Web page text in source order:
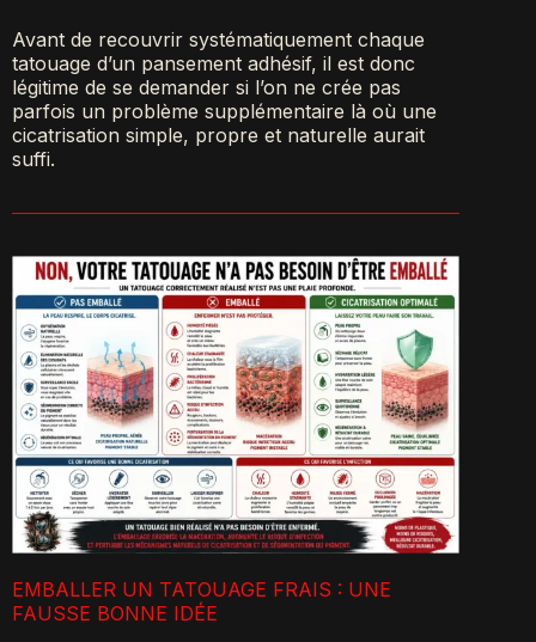
Avant de recouvrir systématiquement chaque
tatouage d’un pansement adhésif, il est donc
légitime de se demander si l’on ne crée pas
parfois un problème supplémentaire là où une
cicatrisation simple, propre et naturelle aurait
suffi.
EMBALLER UN TATOUAGE FRAIS : UNE
FAUSSE BONNE IDÉE